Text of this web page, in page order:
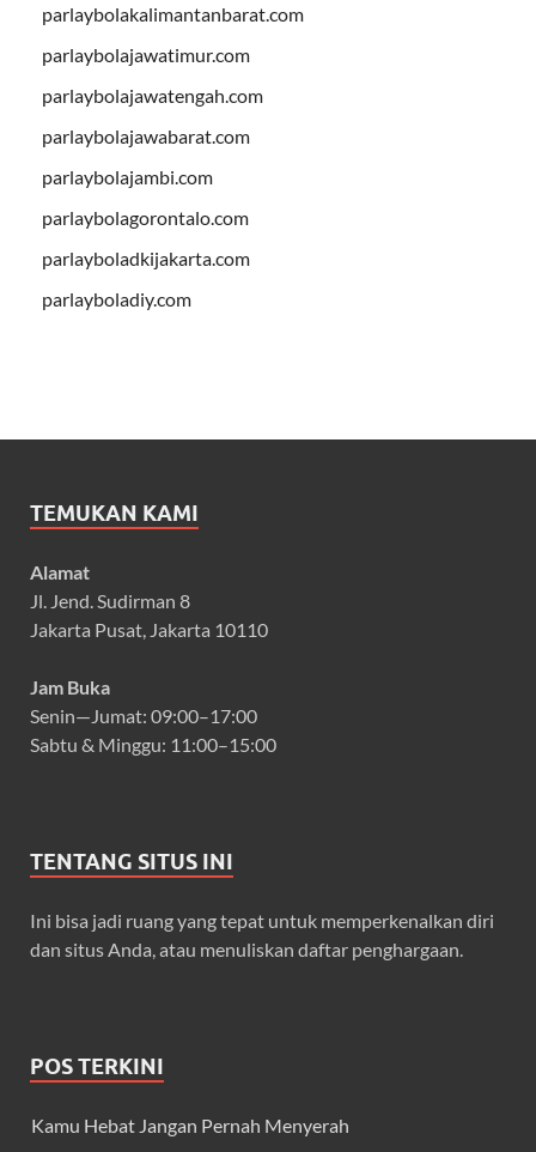
parlaybolakalimantanbarat.com
parlaybolajawatimur.com
parlaybolajawatengah.com
parlaybolajawabarat.com
parlaybolajambi.com
parlaybolagorontalo.com
parlayboladkijakarta.com
parlayboladiy.com
TEMUKAN KAMI
Alamat
Jl. Jend. Sudirman 8
Jakarta Pusat, Jakarta 10110
Jam Buka
Senin—Jumat: 09:00–17:00
Sabtu & Minggu: 11:00–15:00
TENTANG SITUS INI
Ini bisa jadi ruang yang tepat untuk memperkenalkan diri
dan situs Anda, atau menuliskan daftar penghargaan.
POS TERKINI
Kamu Hebat Jangan Pernah Menyerah